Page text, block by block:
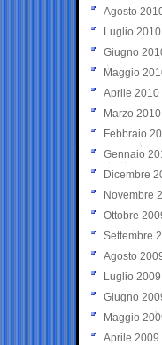
Agosto
Luglio 2010
Giugno
Maggio
Aprile 2010
Marzo 2010
Febbraio
Gennaio
Dicembre
Novembre
Ottobre
Settembre
Agosto
Luglio 2009
Giugno
Maggio
Aprile 2009